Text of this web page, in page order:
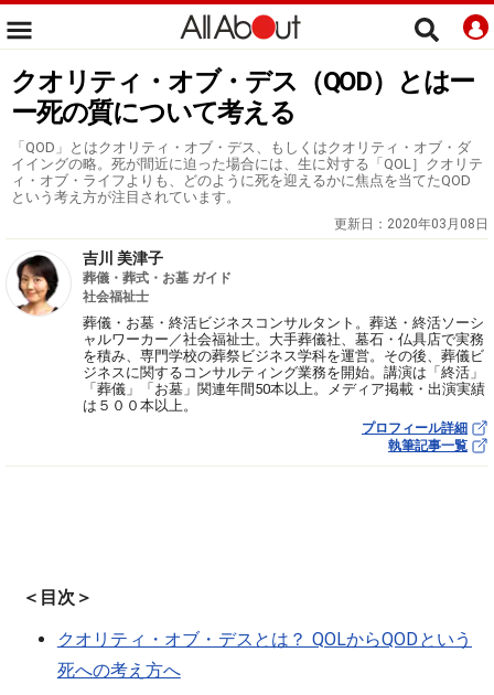
クオリティ・オブ・デス（QOD）とはー
ー死の質について考える
「QOD」とはクオリティ・オブ・デス、もしくはクオリティ・オブ・ダ
イイングの略。死が間近に迫った場合には、生に対する「QOL］クオリテ
ィ・オブ・ライフよりも、どのように死を迎えるかに焦点を当てたQOD
という考え方が注目されています。
更新日： 2020年03月08日
吉川 美津子
葬儀・葬式・お墓 ガイド
社会福祉士
葬儀・お墓・終活ビジネスコンサルタント。葬送・終活ソーシ
ャルワーカー／社会福祉士。大手葬儀社、墓石・仏具店で実務
を積み、専門学校の葬祭ビジネス学科を運営。その後、葬儀ビ
ジネスに関するコンサルティング業務を開始。講演は「終活」
「葬儀」「お墓」関連年間50本以上。メディア掲載・出演実績
は５００本以上。
プロフィール詳細
執筆記事一覧
＜目次＞
クオリティ・オブ・デスとは？ QOLからQODという
死への考え方へ